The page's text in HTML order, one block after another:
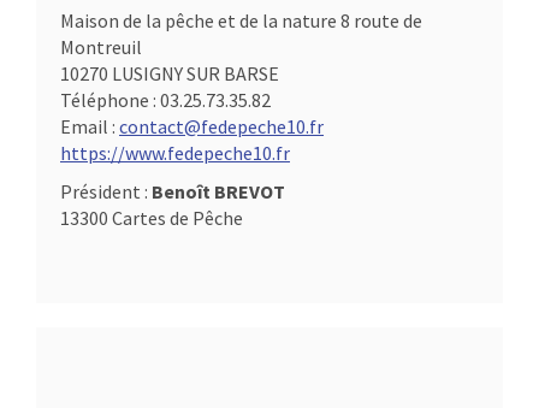
Maison de la pêche et de la nature 8 route de
Montreuil
10270 LUSIGNY SUR BARSE
Téléphone : 03.25.73.35.82
Email : contact@fedepeche10.fr
https://www.fedepeche10.fr
Président : Benoît BREVOT
13300 Cartes de Pêche